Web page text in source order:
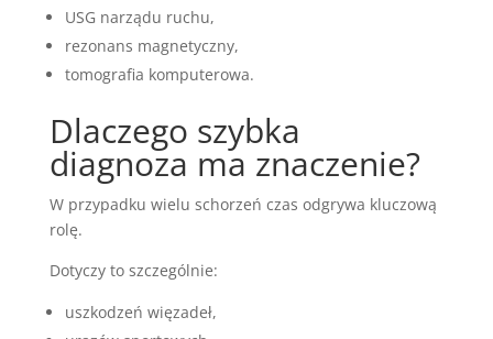
USG narządu ruchu,
rezonans magnetyczny,
tomografia komputerowa.
Dlaczego szybka
diagnoza ma znaczenie?
W przypadku wielu schorzeń czas odgrywa kluczową
rolę.
Dotyczy to szczególnie:
uszkodzeń więzadeł,